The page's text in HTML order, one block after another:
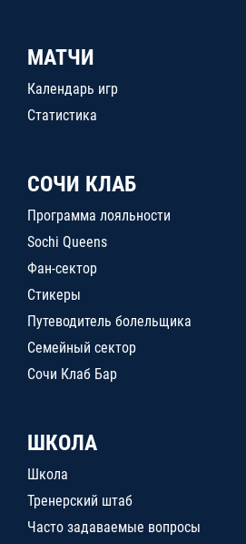
МАТЧИ
Календарь игр
Статистика
СОЧИ КЛАБ
Программа лояльности
Sochi Queens
Фан-сектор
Стикеры
Путеводитель болельщика
Семейный сектор
Сочи Клаб Бар
ШКОЛА
Школа
Тренерский штаб
Часто задаваемые вопросы